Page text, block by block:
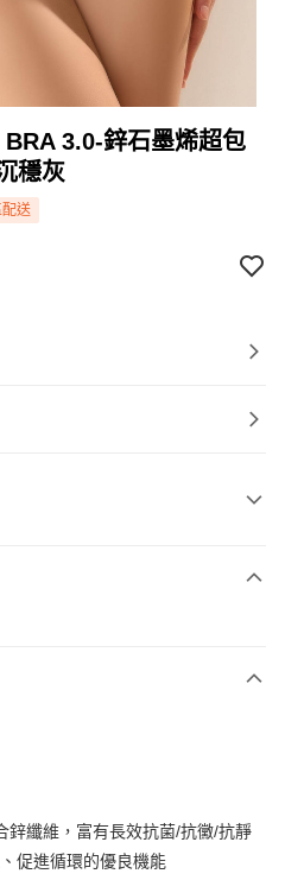
3.0-鋅石墨烯超包
穩灰
配送
鋅纖維，富有長效抗菌/抗黴/抗靜
促進循環的優良機能